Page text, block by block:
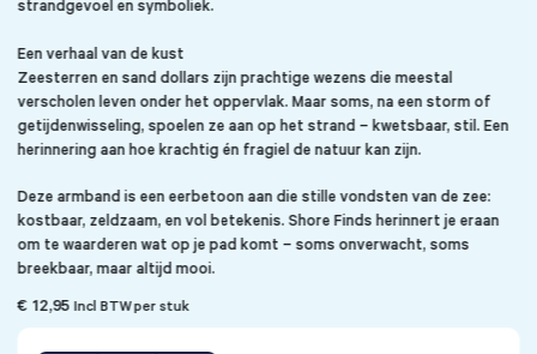
strandgevoel en symboliek.
Een verhaal van de kust
Zeesterren en sand dollars zijn prachtige wezens die meestal
verscholen leven onder het oppervlak. Maar soms, na een storm of
getijdenwisseling, spoelen ze aan op het strand – kwetsbaar, stil. Een
herinnering aan hoe krachtig én fragiel de natuur kan zijn.
Deze armband is een eerbetoon aan die stille vondsten van de zee:
kostbaar, zeldzaam, en vol betekenis. Shore Finds herinnert je eraan
om te waarderen wat op je pad komt – soms onverwacht, soms
breekbaar, maar altijd mooi.
€ 12,95Incl BTW per stuk